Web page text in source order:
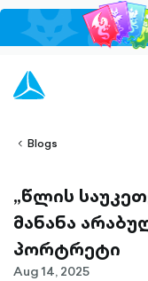
Blogs
„წლის
მანანა
პორტრეტი
Aug 14, 2025